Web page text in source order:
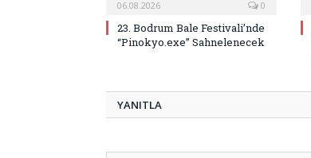
06.08.2026 0
23. Bodrum Bale Festivali’nde
“Pinokyo.exe” Sahnelenecek
YANITLA